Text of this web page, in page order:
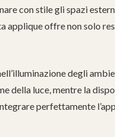
con stile gli spazi
applique offre non solo
degli
della luce, mentre la
perfettamente